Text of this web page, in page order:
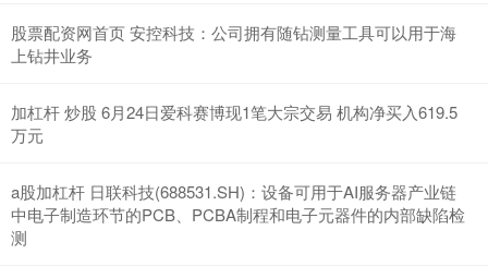
股票配资网首页 安控科技：公司拥有随钻测量工具可以用于海
上钻井业务
加杠杆 炒股 6月24日爱科赛博现1笔大宗交易 机构净买入619.5
万元
a股加杠杆 日联科技(688531.SH)：设备可用于AI服务器产业链
中电子制造环节的PCB、PCBA制程和电子元器件的内部缺陷检
测